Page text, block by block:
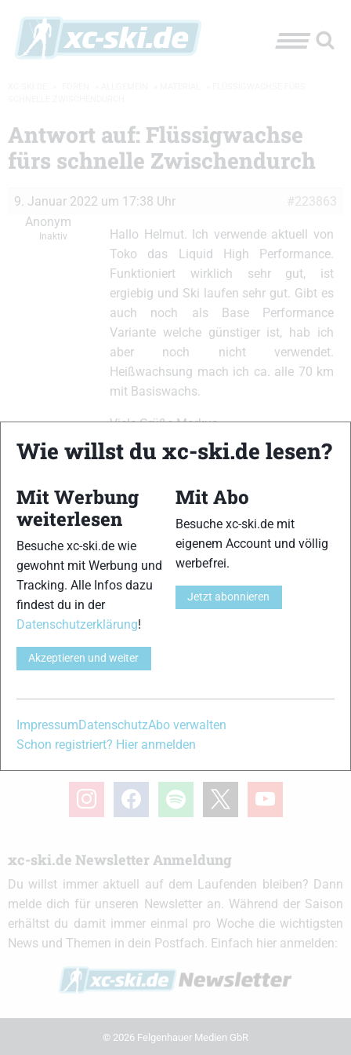
Antwort auf: Flüssigwachse
fürs schnelle Zwischendurch
9. Januar 2022 um 17:38 Uhr
#223863
Anonym
Inaktiv
Hallo Helmut. Ich verwende aktuell von
Toko das Liquid High Performance.
Funktioniert wirklich sehr gut, ist
ergiebig und Ski laufen sehr gut. Gibt es
auch noch als Base Performance
Variante welche günstiger ist, hab ich
aber noch nicht verwendet.
Heißwachsung mach ich ca. alle 70 km
mit Basiswachs.
Viele Grüße Markus
xc-ski.de ist DAS deutschsprachige Portal mit aktuellen
News aus dem Skilanglauf, Biathlon und der Nordischen
Kombination, einer Loipendatenbank, Langlauf -Community
und allem was du sonst noch über deine Lieblingssportarten
wissen solltest.
ObSkilanglauf-Anfänger oder Profi-Sportler, wir haben
immer ein offenes Ohr für dich! Du kannst uns jederzeit über
dasKontaktformularerreichen.
instagramfacebook spotify youtube
xc-ski.de Newsletter Anmeldung
Du willst immer aktuell auf dem Laufenden bleiben? Dann
melde dich für unseren Newsletter an. Während der Saison
erhältst du damit immer einmal pro Woche die wichtigsten
News und Themen in dein Postfach. Einfach hier anmelden:
© 2026 Felgenhauer Medien GbR
Wie willst du xc-ski.de lesen?
Mit Werbung
weiterlesen
Besuche xc-ski.de wie
gewohnt mit Werbung und
Tracking. Alle Infos dazu
findest du in der
Datenschutzerklärung!
Akzeptieren und weiter
Mit Abo
Besuche xc-ski.de mit
eigenem Account und völlig
werbefrei.
Jetzt abonnieren
Impressum DatenschutzAbo verwalten
Schon registriert? Hier anmelden